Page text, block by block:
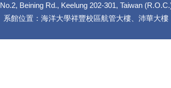
No.2, Beining Rd., Keelung 202-301, Taiwan
系館位置：海洋大學祥豐校區航管大樓、沛華大樓